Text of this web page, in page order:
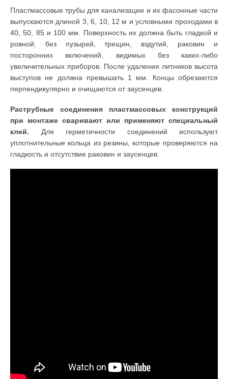
Пластмассовые трубы для канализации и их фасонные части
выпускаются длиной 3, 6, 10, 12 м и условными проходами в
40, 50, 85 и 100 мм. Поверхность их должна быть гладкой и
ровной, без пузырей, трещин, вздутий, раковин и
посторонних включений, видимых без каких-либо
увеличительных приборов. После удаления литников высота
выступов не должна превышать 1 мм. Концы обрезаются
перпендикулярно и очищаются от заусенцев.
Раструбные соединения пластмассовых конструкций
при монтаже сваривают или применяют специальный
клей. Для герметичности соединений используют
уплотнительные кольца из резины, которые проверяются на
гладкость и отсутствие раковин и заусенцев.